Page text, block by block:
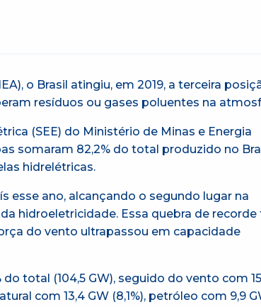
o Brasil atingiu, em 2019, a terceira
resíduos ou gases poluentes na
(SEE) do Ministério de Minas e Energia
somaram 82,2% do total produzido no
hidrelétricas.
esse ano, alcançando o segundo lugar na
hidroeletricidade. Essa quebra de recorde
do vento ultrapassou em capacidade
total (104,5 GW), seguido do vento com
com 13,4 GW (8,1%), petróleo com 9,9